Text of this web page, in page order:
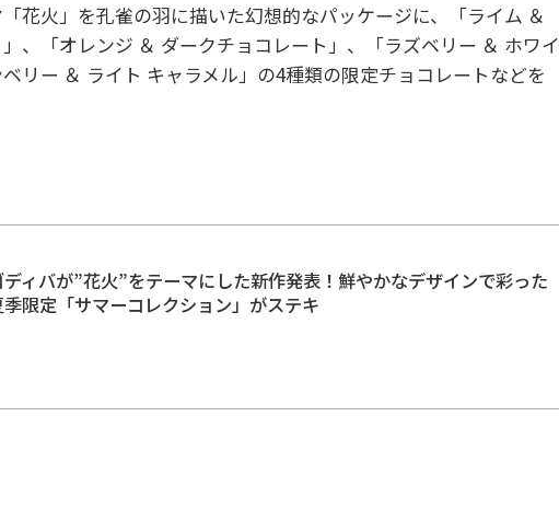
花火」を孔雀の羽に描いた幻想的なパッケージに、「ライム ＆
、「オレンジ ＆ ダークチョコレート」、「ラズベリー ＆ ホワイ
リー ＆ ライト キャラメル」の4種類の限定チョコレートなどを
ディバが”花火”をテーマにした新作発表！鮮やかなデザインで彩った
季限定「サマーコレクション」がステキ